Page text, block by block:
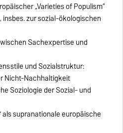
„Varieties of Populism“
zur sozial-ökologischen
Sachexpertise und
und Sozialstruktur:
Nicht-Nachhaltigkeit
Soziologie der Sozial- und
als supranationale europäische